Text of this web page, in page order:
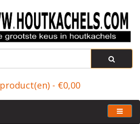
- €0,00